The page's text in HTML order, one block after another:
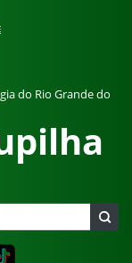
do Rio Grande do